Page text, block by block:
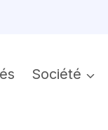
Société